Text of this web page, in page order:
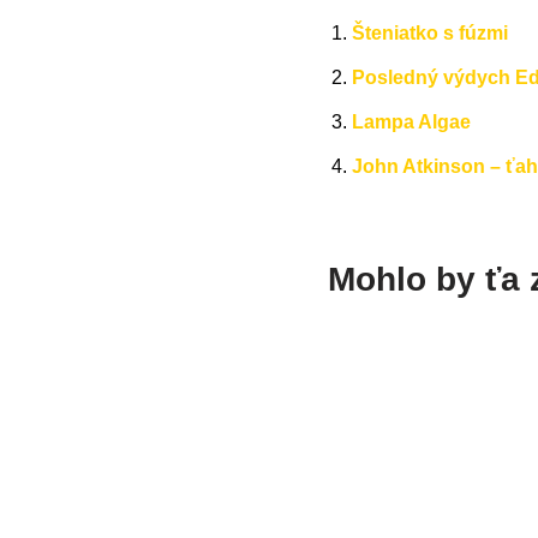
Šteniatko s fúzmi
Posledný výdych
Lampa Algae
John Atkinson –
Mohlo by ťa